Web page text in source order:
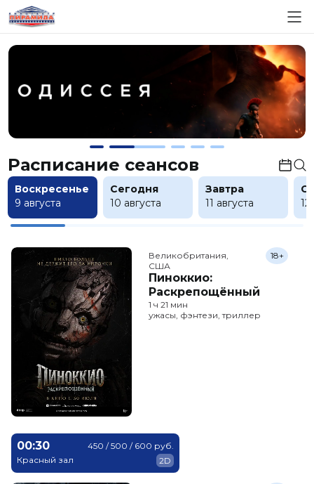
Расписание сеансов
Воскресенье
9 августа
Сегодня
10 августа
Завтра
11 августа
12
Великобритания,
США
Пиноккио:
Раскрепощённый
18+
1 ч 21 мин
ужасы, фэнтези, триллер
00:30
Красный зал
450 / 500 / 600 руб.
2D